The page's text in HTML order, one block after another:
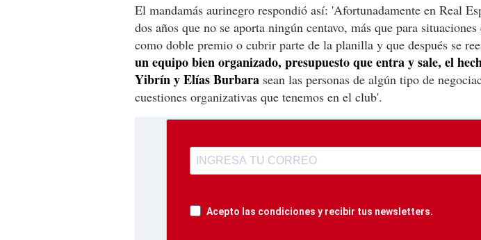
El mandamás aurinegro respondió así: 'Afortunadamente en Real
dos años que no se aporta ningún centavo, más que para
como doble premio o cubrir parte de la planilla y que después se
un equipo bien organizado, presupuesto que entra y sale, el
Yibrín y Elías Burbara sean las personas de algún tipo de
cuestiones organizativas que tenemos en el club'.
Acepto las condiciones y recibir tus newsletters.